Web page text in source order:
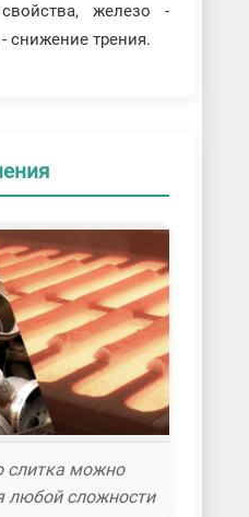
железо -
снижение трения.
слитка можно
любой сложности